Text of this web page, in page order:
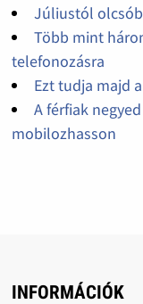
Júliustól
Több mint
telefonozásra
Ezt tudja majd
A férfiak
mobilozhasson
INFORMÁCIÓK